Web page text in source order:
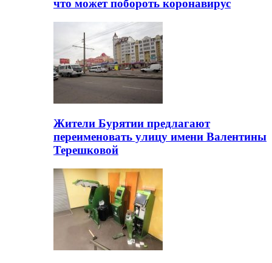
что может побороть коронавирус
Жители Бурятии предлагают
переименовать улицу имени Валентины
Терешковой